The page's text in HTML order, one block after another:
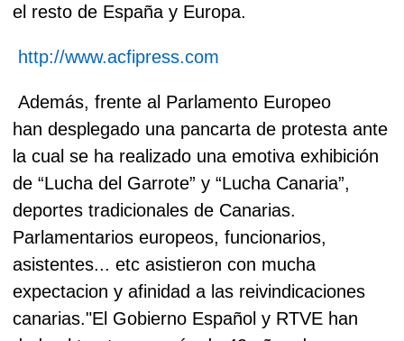
el resto de España y Europa.
http://www.acfipress.com
Además, frente al Parlamento Europeo
han desplegado una pancarta de protesta ante
la cual se ha realizado una emotiva exhibición
de “Lucha del Garrote” y “Lucha Canaria”,
deportes tradicionales de Canarias.
Parlamentarios europeos, funcionarios,
asistentes... etc asistieron con mucha
expectacion y afinidad a las reivindicaciones
canarias."El Gobierno Español y RTVE han